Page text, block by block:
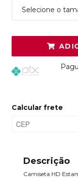
Selecione o
Calcular frete
Descrição
Camiseta HD